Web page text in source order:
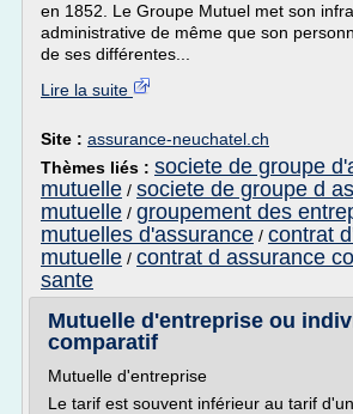
en 1852. Le Groupe Mutuel met son
administrative de même que son
de ses différentes...
Lire la suite
Site : assurance-neuchatel.ch
Thèmes liés : societe de groupe
mutuelle / societe de groupe d
mutuelle / groupement des
mutuelles d'assurance / contrat
mutuelle / contrat d assurance
sante
Mutuelle d'entreprise ou
comparatif
Mutuelle d'entreprise
Le tarif est souvent inférieur au tarif